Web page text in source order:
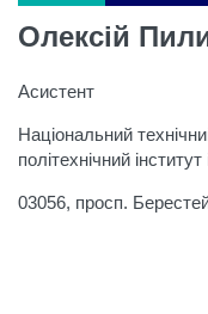
Олексій
Асистент
Національний
політехнічний
03056, просп.